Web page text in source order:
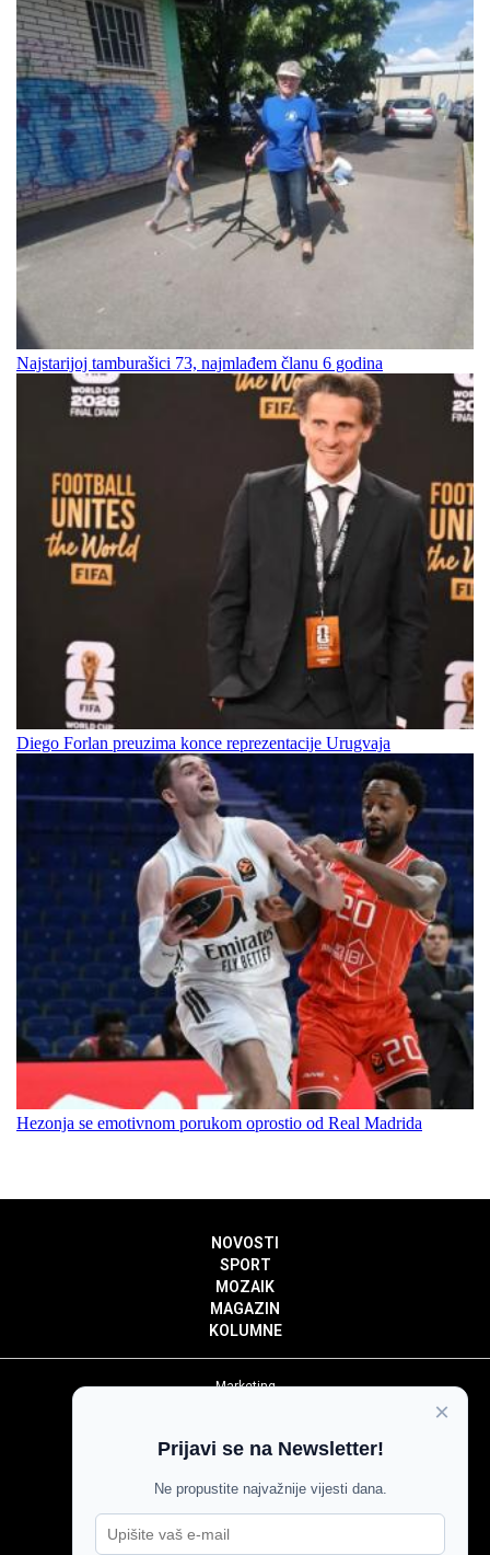
Najstarijoj tamburašici 73, najmlađem članu 6 godina
Diego Forlan preuzima konce reprezentacije Urugvaja
Hezonja se emotivnom porukom oprostio od Real Madrida
NOVOSTI
SPORT
MOZAIK
MAGAZIN
KOLUMNE
Marketing
Impressum
Pravila komentiranja
Agroglas
×
Prijavi se na Newsletter!
Ne propustite najvažnije vijesti dana.